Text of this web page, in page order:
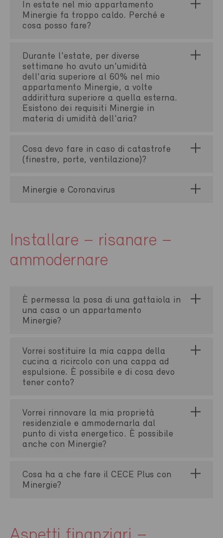
In estate nel mio appartamento
Minergie fa troppo caldo. Perché e
cosa posso fare?
Durante l'estate, per diverse
settimane ho avuto un'umidità
dell'aria superiore al 60% nel mio
appartamento Minergie, a volte
addirittura superiore a quella esterna.
Esistono dei requisiti Minergie in
materia di umidità dell'aria?
Cosa devo fare in caso di catastrofe
(finestre, porte, ventilazione)?
Minergie e Coronavirus
Installare – risanare –
ammodernare
È permessa la posa di una gattaiola in
una casa o un appartamento
Minergie?
Vorrei sostituire la mia cappa della
cucina a ricircolo con una cappa ad
espulsione. È possibile e di cosa devo
tener conto?
Vorrei rinnovare la mia proprietà
residenziale e ammodernarla dal
punto di vista energetico. È possibile
anche con Minergie?
Cosa ha a che fare il CECE Plus con
Minergie?